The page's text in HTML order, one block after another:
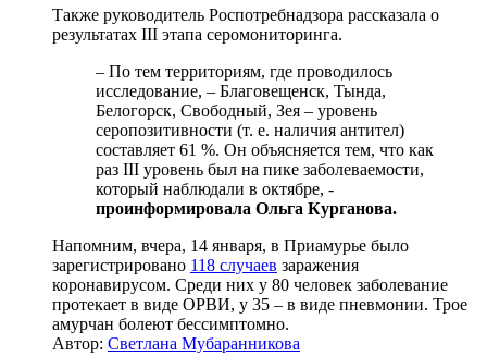
Также руководитель Роспотребнадзора рассказала о
результатах III этапа серомониторинга.
– По тем территориям, где проводилось
исследование, – Благовещенск, Тында,
Белогорск, Свободный, Зея – уровень
серопозитивности (т. е. наличия антител)
составляет 61 %. Он объясняется тем, что как
раз III уровень был на пике заболеваемости,
который наблюдали в октябре, -
проинформировала Ольга Курганова.
Напомним, вчера, 14 января, в Приамурье было
зарегистрировано 118 случаев заражения
коронавирусом. Среди них у 80 человек заболевание
протекает в виде ОРВИ, у 35 – в виде пневмонии. Трое
амурчан болеют бессимптомно.
Автор: Светлана Мубаранникова